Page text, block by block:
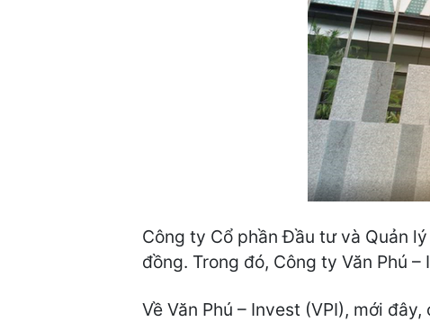
Công ty Cổ phần Đầu tư và Quản
đồng. Trong đó, Công ty Văn Phú
Về Văn Phú – Invest (VPI), mới